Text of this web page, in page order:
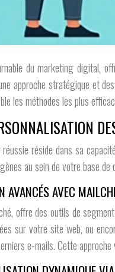
du marketing digital,
approche stratégique et
les méthodes les plus
réussie réside dans sa
au sein de votre base
AVANCÉS AVEC
offre des outils de
sur votre site web, ou
e-mails. Cette